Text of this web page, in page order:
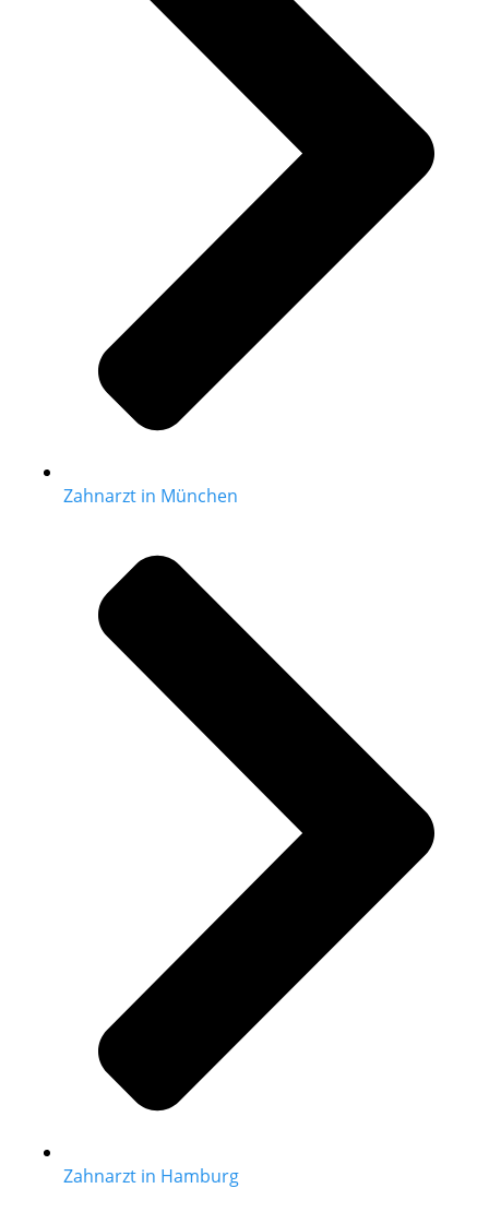
Zahnarzt in München
Zahnarzt in Hamburg